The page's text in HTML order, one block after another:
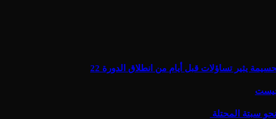
يثير تساؤلات قبل أيام من انطلاق الدورة 22
سبتة المحتلة